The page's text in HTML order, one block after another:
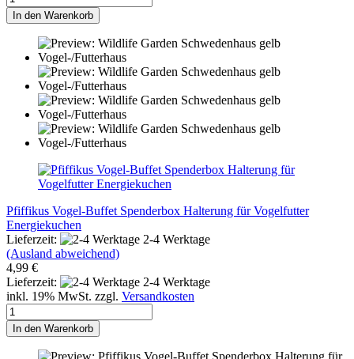
In den Warenkorb
Pfiffikus Vogel-Buffet Spenderbox Halterung für Vogelfutter
Energiekuchen
Lieferzeit:
2-4 Werktage
(Ausland abweichend)
4,99 €
Lieferzeit:
2-4 Werktage
inkl. 19% MwSt. zzgl. Versandkosten
In den Warenkorb